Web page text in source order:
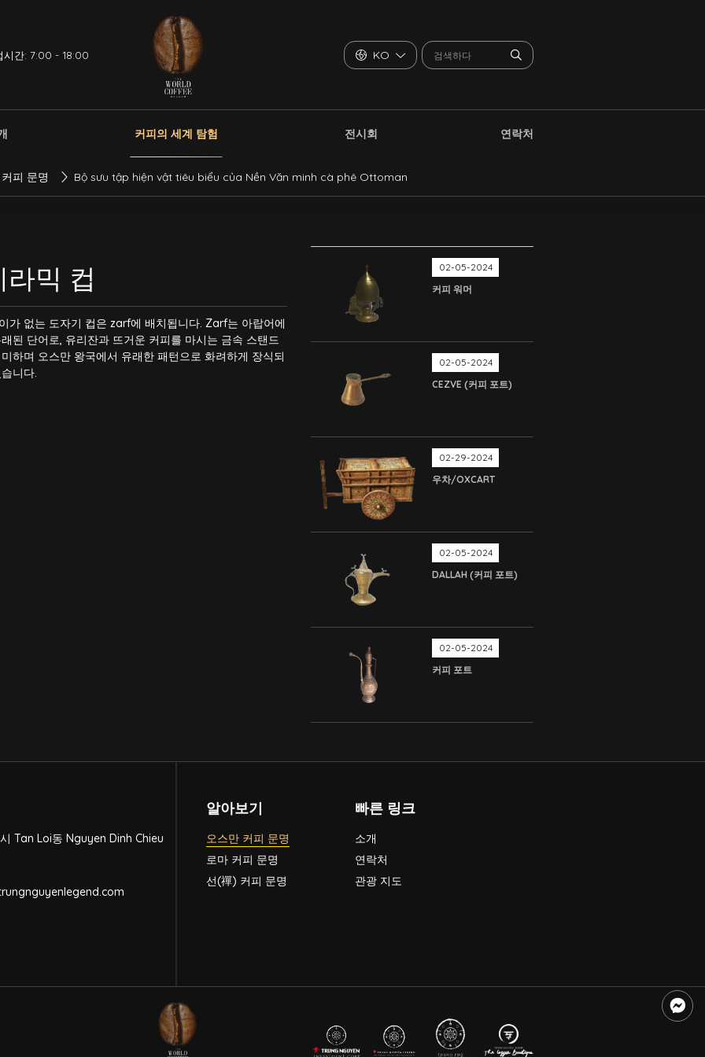
시간: 7:00 - 18:00 KO
커피의 세계 탐험 전시회 연락처
피 문명 Bộ sưu tập hiện vật tiêu biểu của Nền Văn minh cà phê Ottoman
믹 컵
가 없는 도자기 컵은 zarf에 배치됩니다. Zarf는 아랍어에
된 단어로, 유리잔과 뜨거운 커피를 마시는 금속 스탠드
하며 오스만 왕국에서 유래한 패턴으로 화려하게 장식되
니다.
02-05-2024
커피 워머
02-05-2024
CEZVE (커피 포트)
02-29-2024
우차/OXCART
02-05-2024
DALLAH (커피 포트)
02-05-2024
커피 포트
Tan Loi동 Nguyen Dinh Chieu
알아보기
오스만 커피 문명
로마 커피 문명
선(禪) 커피 문명
빠른 링크
소개
연락처
관광 지도